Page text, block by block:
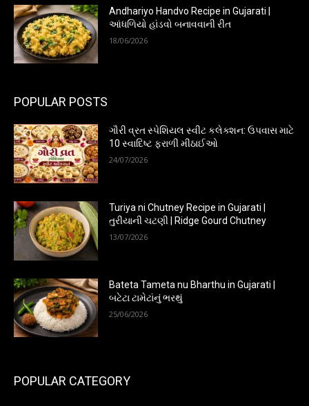
Andhariyo Handvo Recipe in Gujarati |
આંધળિયો હાંડવો બનાવવાની રીત
18/06/2026
POPULAR POSTS
ગૌરી વ્રત સ્પેશિયલ સ્વીટ કલેક્શન: ઉપવાસ માટે
10 સ્વાદિષ્ટ ફરાળી મીઠાઈઓ
24/07/2026
Turiya ni Chutney Recipe in Gujarati |
તુરીયાની ચટણી | Ridge Gourd Chutney
13/07/2026
Bateta Tameta nu Bharthu in Gujarati |
બટેટા ટામેટાંનું ભરથું
25/06/2026
POPULAR CATEGORY